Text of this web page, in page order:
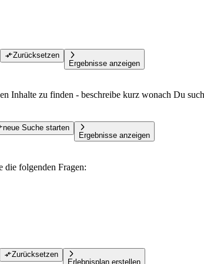
Zurücksetzen
Ergebnisse anzeigen
Inhalte zu finden - beschreibe kurz wonach Du
neue Suche starten
Ergebnisse anzeigen
folgenden Fragen:
Zurücksetzen
Erlebnisplan erstellen